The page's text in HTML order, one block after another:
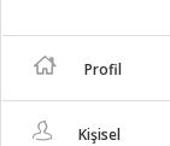
Profil
Kişisel